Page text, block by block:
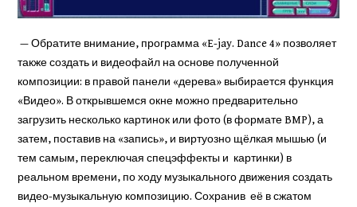
— Обратите внимание, про­грамма «E-jay. Dance 4» по­зволяет
также создать и ви­деофайл на основе получен­ной
композиции: в правой панели «дерева» выбирается функция
«Видео». В от­крывшемся окне можно предварительно
загрузить не­сколько картинок или фото (в формате BMP), а
затем, по­ставив на «запись», и вирту­озно щёлкая мышью (и
тем самым, переключая спецэф­фекты и картинки) в
реальном времени, по ходу музыкального движения создать
видео-музыкальную композицию. Сохранив её в сжатом